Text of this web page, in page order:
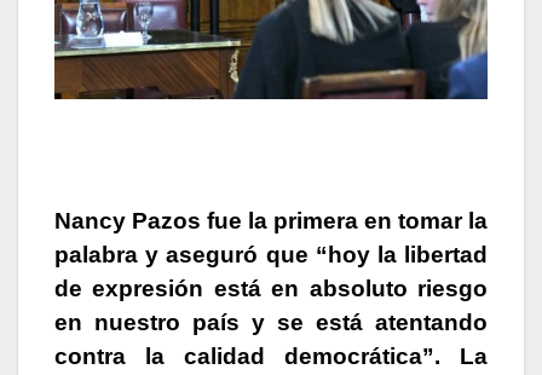
Nancy Pazos fue la primera en tomar la
palabra y aseguró que “hoy la libertad
de expresión está en absoluto riesgo
en nuestro país y se está atentando
contra la calidad democrática”. La